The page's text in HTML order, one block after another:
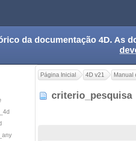
da documentação 4D. As
Página Inicial 4D v21 Manual